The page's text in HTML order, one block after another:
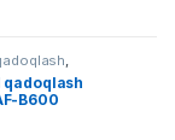
,
B600